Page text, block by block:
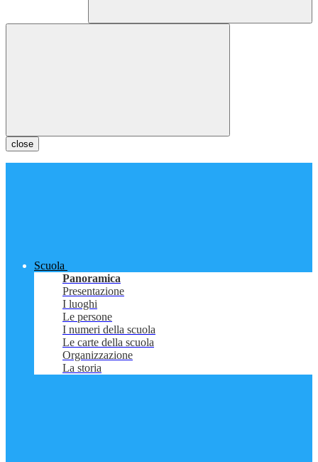
close
Scuola
Panoramica
Presentazione
I luoghi
Le persone
I numeri della scuola
Le carte della scuola
Organizzazione
La storia